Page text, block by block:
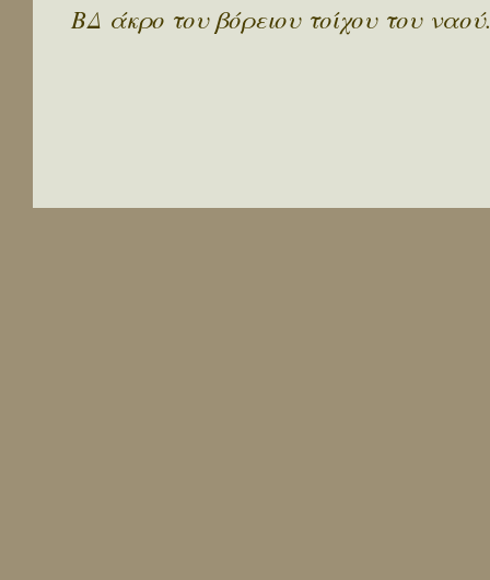
ΒΔ άκρο του βόρειου τοίχου του